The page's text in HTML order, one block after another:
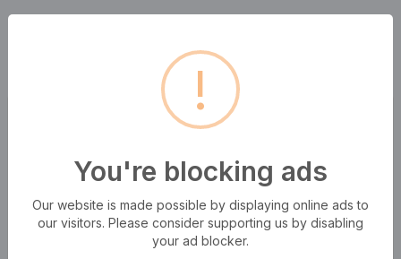
Die Stürme der Wellen
Schöne und gemütliche Wohnung
!
You're blocking ads
Our website is made possible by displaying online ads to
our visitors. Please consider supporting us by disabling
your ad blocker.